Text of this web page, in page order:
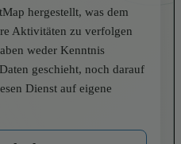
hergestellt, was dem
Aktivitäten zu verfolgen
weder Kenntnis
geschieht, noch darauf
Dienst auf eigene